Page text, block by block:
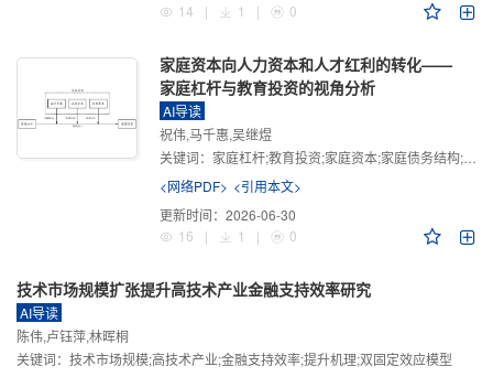
14
| 1 | 0
家庭资本向人力资本和人才红利的转化——
家庭杠杆与教育投资的视角分析
AI导读
祝伟,马千惠,吴继煜
关键词： 家庭杠杆;教育投资;家庭资本;家庭债务结构;CHFS
<网络PDF> <引用本文>
更新时间： 2026-06-30
16
| 1 | 0
技术市场规模扩张提升高技术产业金融支持效率研究
AI导读
陈伟,卢钰萍,林晖桐
关键词： 技术市场规模;高技术产业;金融支持效率;提升机理;双固定效应模型